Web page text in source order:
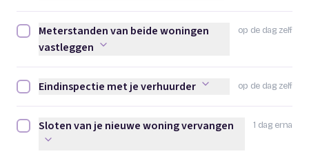
op de dag zelf
Meterstanden van beide woningen vastleggen afvinken
Meterstanden van beide woningen
vastleggen
op de dag zelf
Eindinspectie met je verhuurder afvinken
Eindinspectie met je verhuurder
1 dag erna
Sloten van je nieuwe woning vervangen afvinken
Sloten van je nieuwe woning vervangen